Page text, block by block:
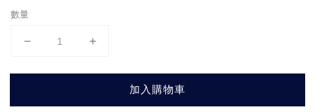
數量
加入購物車